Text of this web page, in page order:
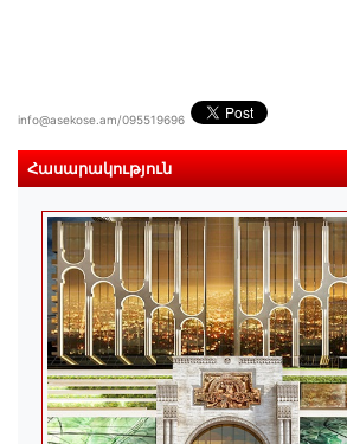
info@asekose.am/095519696
Հասարակություն